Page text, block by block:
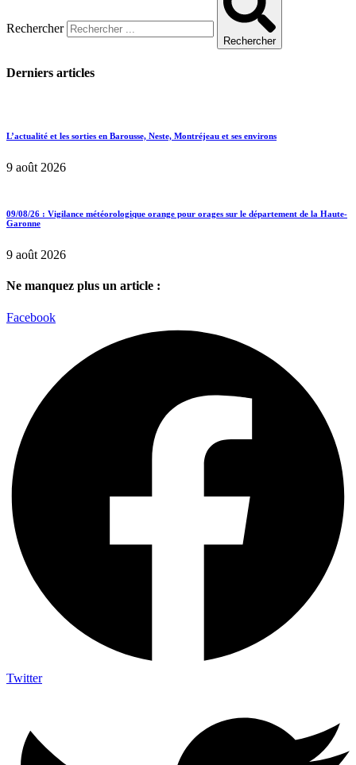
Rechercher
Rechercher
Derniers articles
L’actualité et les sorties en Barousse, Neste, Montréjeau et ses environs
9 août 2026
09/08/26 : Vigilance météorologique orange pour orages sur le département de la Haute-
Garonne
9 août 2026
Ne manquez plus un article :
Facebook
Twitter